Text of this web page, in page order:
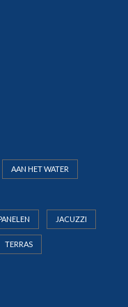
AAN HET WATER
JACUZZI
TERRAS